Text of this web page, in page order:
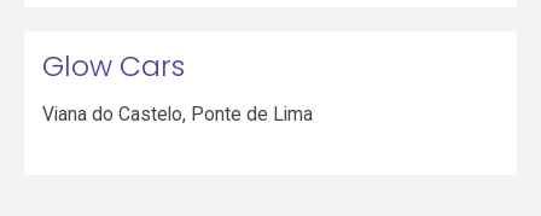
Glow Cars
Viana do Castelo, Ponte de Lima